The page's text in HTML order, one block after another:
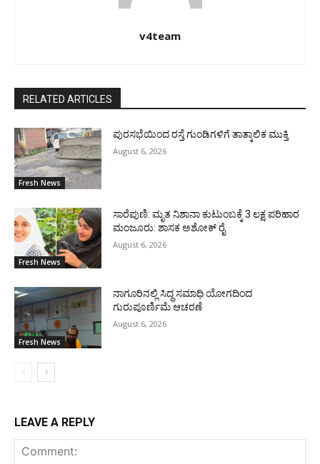
v4team
RELATED ARTICLES
Fresh News
ಪುರಸಭೆಯಿಂದ ರಸ್ತೆ ಗುಂಡಿಗಳಿಗೆ ತಾತ್ಕಾಲಿಕ ಮುಕ್ತಿ
August 6, 2026
Fresh News
ಸಾರೆಪುಣಿ: ಮೃತ ನಿಶಾನಾ ಕುಟುಂಬಕ್ಕೆ 3 ಲಕ್ಷ ಪರಿಹಾರ
ಮಂಜೂರು: ಶಾಸಕ ಅಶೋಕ್ ರೈ
August 6, 2026
Fresh News
ನಾಗೂರಿನಲ್ಲಿ ಸಿದ್ಧ ಸಮಾಧಿ ಯೋಗದಿಂದ
ಗುರುಪೂರ್ಣಿಮೆ ಆಚರಣೆ
August 6, 2026
LEAVE A REPLY